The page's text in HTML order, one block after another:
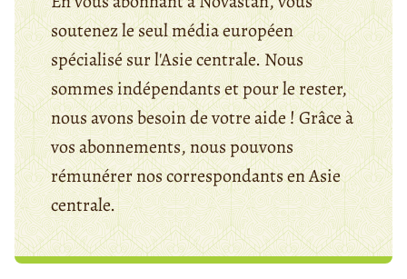
soutenez le seul média européen
spécialisé sur l'Asie centrale. Nous
sommes indépendants et pour le rester,
nous avons besoin de votre aide ! Grâce à
vos abonnements, nous pouvons
rémunérer nos correspondants en Asie
centrale.